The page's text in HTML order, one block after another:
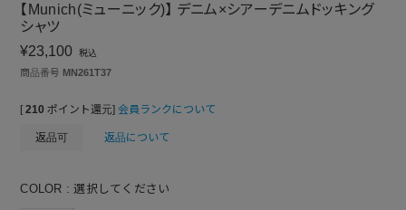
【Munich(ミューニック)】 デニム×シアーデニムドッキング
シャツ
¥23,100 税込
商品番号 MN261T37
[ 210 ポイント還元] 会員ランクについて
返品可 返品について
COLOR 選択してください